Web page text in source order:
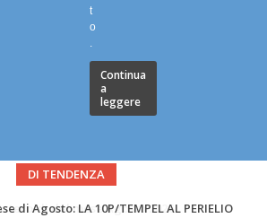
t
o
.
Continua
a
leggere
DI TENDENZA
del mese Agosto 2026